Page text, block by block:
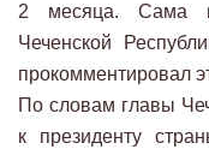
2 месяца. Сама
Чеченской
прокомментировал
По словам главы
к президенту